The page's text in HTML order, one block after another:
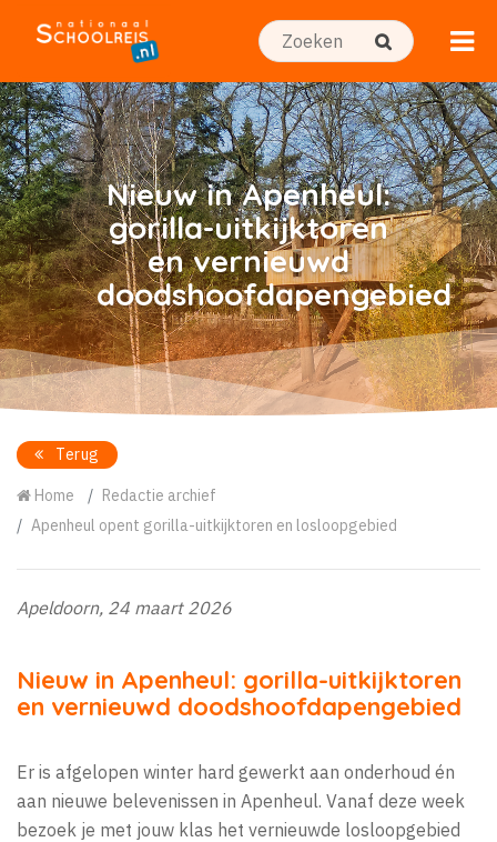
Nieuw in Apenheul:
gorilla-uitkijktoren
en vernieuwd
doodshoofdapengebied
Terug
Home
Redactie archief
Apenheul opent gorilla-uitkijktoren en losloopgebied
Apeldoorn, 24 maart 2026
Nieuw in Apenheul: gorilla-uitkijktoren
en vernieuwd doodshoofdapengebied
Er is afgelopen winter hard gewerkt aan onderhoud én
aan nieuwe belevenissen in Apenheul. Vanaf deze week
bezoek je met jouw klas het vernieuwde losloopgebied